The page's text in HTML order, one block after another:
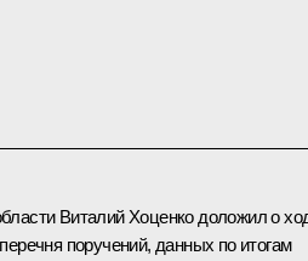
Виталий Хоценко доложил о
поручений, данных по итогам